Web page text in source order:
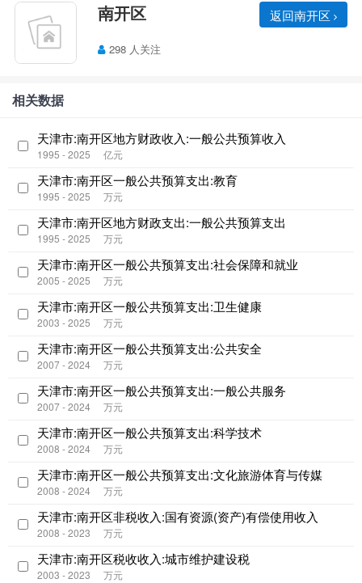
南开区 返回南开区
298 人关注
相关数据
天津市:南开区地方财政收入:一般公共预算收入
1995 - 2025 亿元
天津市:南开区一般公共预算支出:教育
1995 - 2025 万元
天津市:南开区地方财政支出:一般公共预算支出
1995 - 2025 万元
天津市:南开区一般公共预算支出:社会保障和就业
2005 - 2025 万元
天津市:南开区一般公共预算支出:卫生健康
2003 - 2025 万元
天津市:南开区一般公共预算支出:公共安全
2007 - 2024 万元
天津市:南开区一般公共预算支出:一般公共服务
2007 - 2024 万元
天津市:南开区一般公共预算支出:科学技术
2008 - 2024 万元
天津市:南开区一般公共预算支出:文化旅游体育与传媒
2008 - 2024 万元
天津市:南开区非税收入:国有资源(资产)有偿使用收入
2008 - 2023 万元
天津市:南开区税收收入:城市维护建设税
2003 - 2023 万元